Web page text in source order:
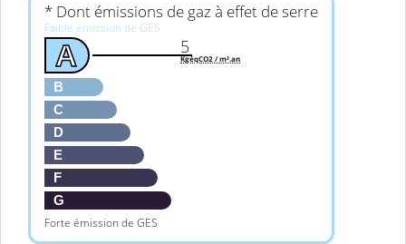
* Dont émissions de gaz à effet de serre
Faible émission de GES
A
B
C
D
E
F
G
Forte émission de GES
5
KgéqCO2 / m².an